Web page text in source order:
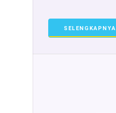
SELENGKAPNYA